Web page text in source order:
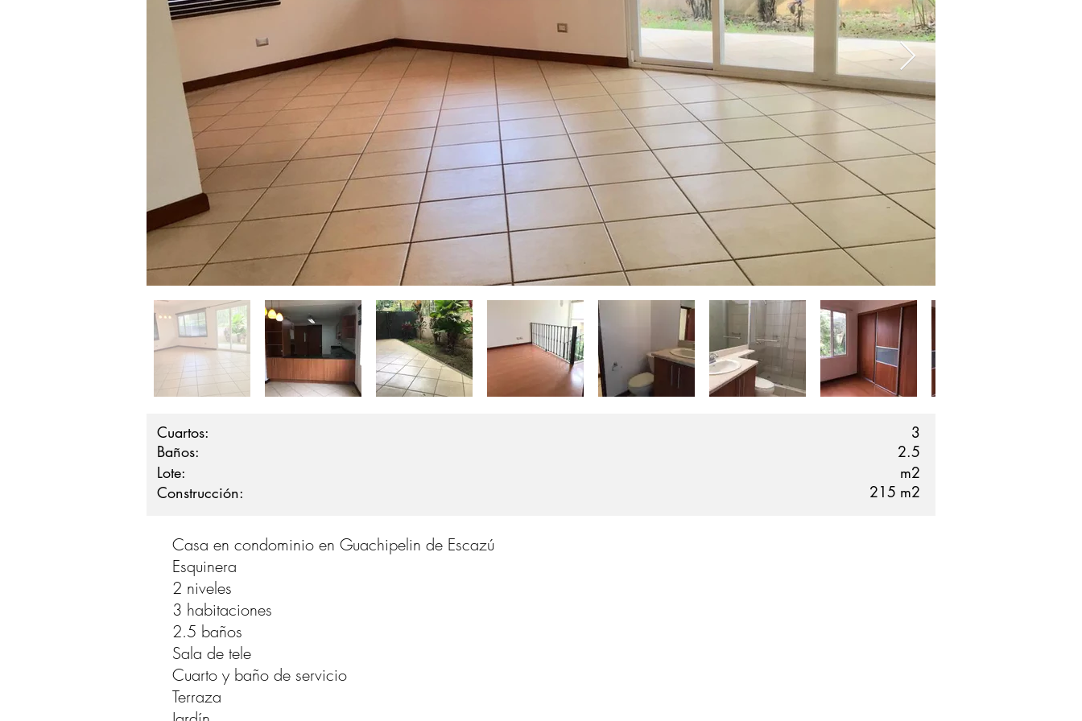
Cuartos:
Baños:
Lote:
Construcción:
3
2.5
215
m2
m2
Casa en condominio en Guachipelin de Escazú
Esquinera
2 niveles
3 habitaciones
2.5 baños
Sala de tele
Cuarto y baño de servicio
Terraza